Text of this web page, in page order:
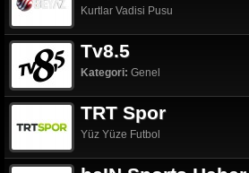
Kurtlar Vadisi Pusu
Tv8.5
Kategori: Genel
TRT Spor
Yüz Yüze Futbol